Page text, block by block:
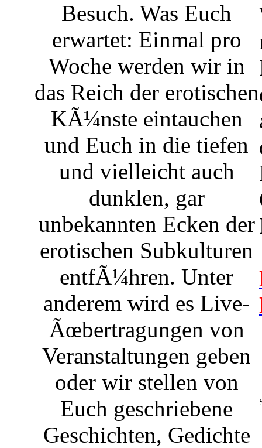
Besuch. Was Euch
erwartet: Einmal pro
Woche werden wir in
das Reich der erotischen
KÃ¼nste eintauchen
und Euch in die tiefen
und vielleicht auch
dunklen, gar
unbekannten Ecken der
erotischen Subkulturen
entfÃ¼hren. Unter
anderem wird es Live-
Ãœbertragungen von
Veranstaltungen geben
oder wir stellen von
Euch geschriebene
Geschichten, Gedichte